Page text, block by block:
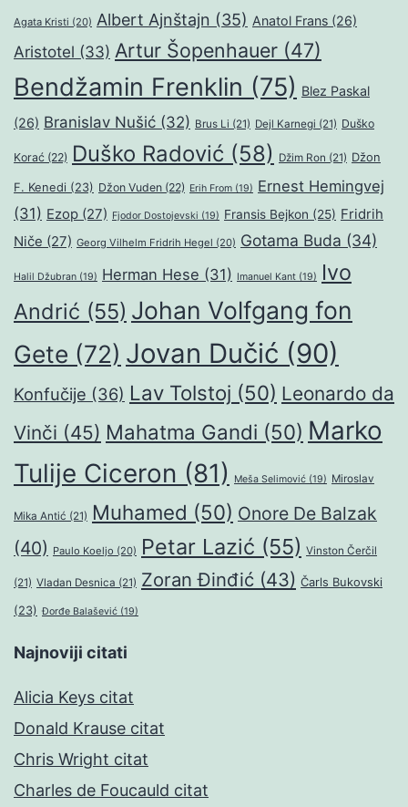
Agata Kristi (20) Albert Ajnštajn (35) Anatol Frans (26)
Aristotel (33) Artur Šopenhauer (47)
Bendžamin Frenklin (75) Blez Paskal
(26) Branislav Nušić (32) Brus Li (21) Dejl Karnegi (21) Duško
Korać (22) Duško Radović (58) Džim Ron (21) Džon
F. Kenedi (23) Džon Vuden (22) Erih From (19) Ernest Hemingvej
(31) Ezop (27) Fjodor Dostojevski (19) Fransis Bejkon (25) Fridrih
Niče (27) Georg Vilhelm Fridrih Hegel (20) Gotama Buda (34)
Halil Džubran (19) Herman Hese (31) Imanuel Kant (19)
Ivo
Andrić (55) Johan Volfgang fon
Gete (72) Jovan Dučić (90)
Konfučije (36) Lav Tolstoj (50) Leonardo da
Vinči (45) Mahatma Gandi (50) Marko
Tulije Ciceron (81) Meša Selimović (19) Miroslav
Mika Antić (21) Muhamed (50) Onore De Balzak
(40) Paulo Koeljo (20) Petar Lazić (55) Vinston Čerčil
(21) Vladan Desnica (21) Zoran Đinđić (43) Čarls Bukovski
(23) Đorđe Balašević (19)
Najnoviji citati
Alicia Keys citat
Donald Krause citat
Chris Wright citat
Charles de Foucauld citat